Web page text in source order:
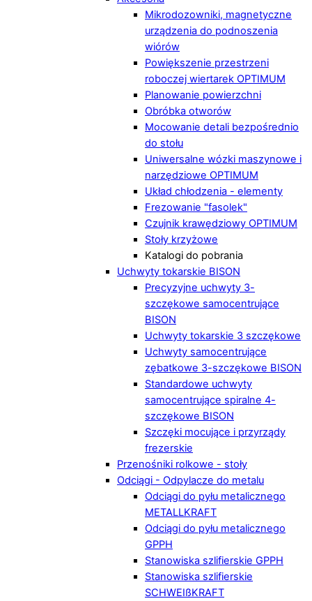
Mikrodozowniki, magnetyczne
urządzenia do podnoszenia
wiórów
Powiększenie przestrzeni
roboczej wiertarek OPTIMUM
Planowanie powierzchni
Obróbka otworów
Mocowanie detali bezpośrednio
do stołu
Uniwersalne wózki maszynowe i
narzędziowe OPTIMUM
Układ chłodzenia - elementy
Frezowanie "fasolek"
Czujnik krawędziowy OPTIMUM
Stoły krzyżowe
Katalogi do pobrania
Uchwyty tokarskie BISON
Precyzyjne uchwyty 3-
szczękowe samocentrujące
BISON
Uchwyty tokarskie 3 szczękowe
Uchwyty samocentrujące
zębatkowe 3-szczękowe BISON
Standardowe uchwyty
samocentrujące spiralne 4-
szczękowe BISON
Szczęki mocujące i przyrządy
frezerskie
Przenośniki rolkowe - stoły
Odciągi - Odpylacze do metalu
Odciągi do pyłu metalicznego
METALLKRAFT
Odciągi do pyłu metalicznego
GPPH
Stanowiska szlifierskie GPPH
Stanowiska szlifierskie
SCHWEIßKRAFT